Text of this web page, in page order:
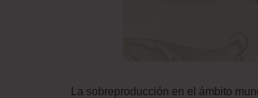
La sobreproducción en el ámbito